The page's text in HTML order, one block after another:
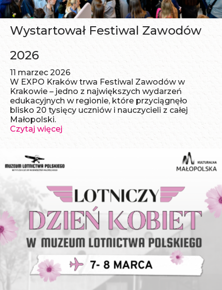
Wystartował Festiwal Zawodów
2026
11 marzec 2026
W EXPO Kraków trwa Festiwal Zawodów w
Krakowie – jedno z największych wydarzeń
edukacyjnych w regionie, które przyciągnęło
blisko 20 tysięcy uczniów i nauczycieli z całej
Małopolski.
Czytaj więcej